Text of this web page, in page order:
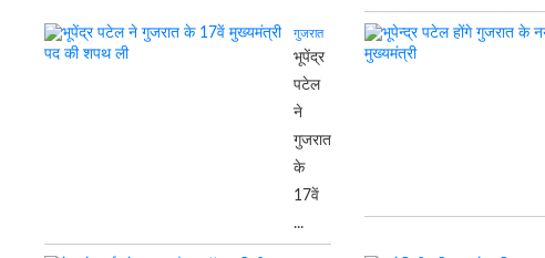
गुजरात
भूपेंद्र
पटेल
ने
गुजरात
के
17वें
...